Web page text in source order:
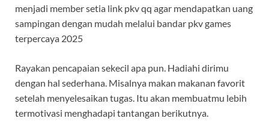
menjadi member setia link pkv qq agar mendapatkan uang
sampingan dengan mudah melalui bandar pkv games
terpercaya 2025
Rayakan pencapaian sekecil apa pun. Hadiahi dirimu
dengan hal sederhana. Misalnya makan makanan favorit
setelah menyelesaikan tugas. Itu akan membuatmu lebih
termotivasi menghadapi tantangan berikutnya.